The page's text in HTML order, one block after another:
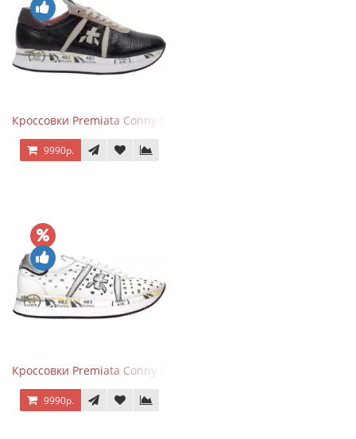
Кроссовки Premiata Conny Leather Black Brown
9990р.
Кроссовки Premiata Conny Perforated White
9990р.